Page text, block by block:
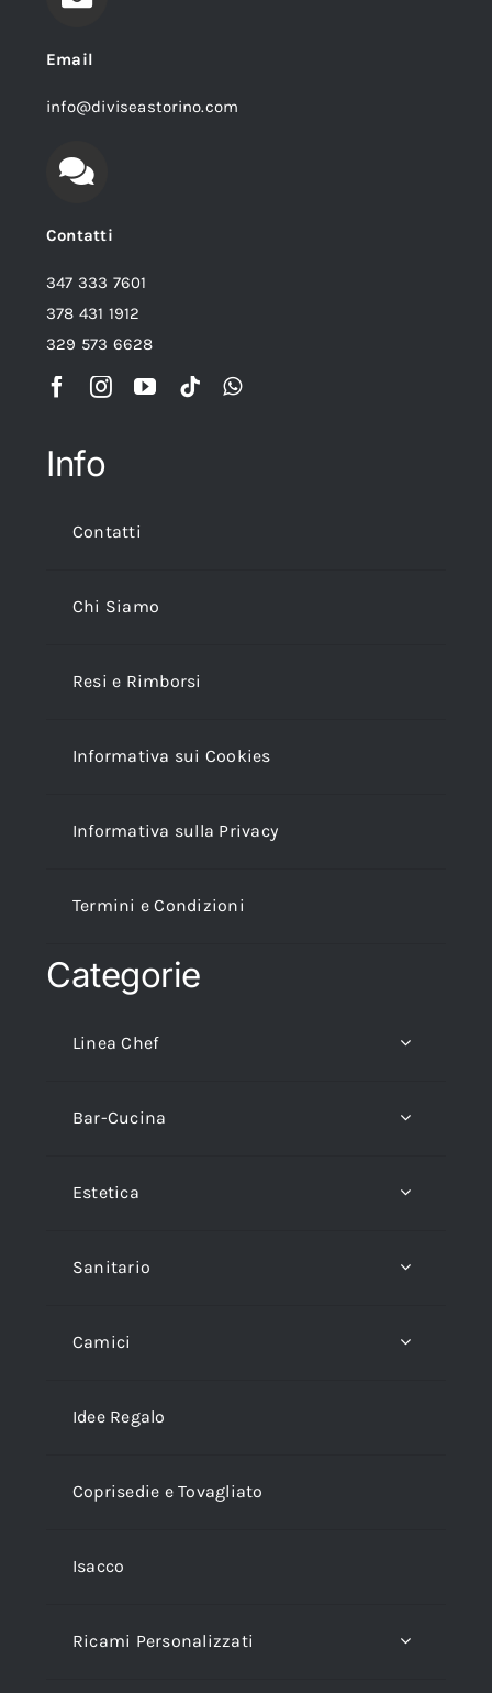
Email
info@diviseastorino.com
Contatti
347 333 7601
378 431 1912
329 573 6628
Info
Contatti
Chi Siamo
Resi e Rimborsi
Informativa sui Cookies
Informativa sulla Privacy
Termini e Condizioni
Categorie
Linea Chef
Bar-Cucina
Estetica
Sanitario
Camici
Idee Regalo
Coprisedie e Tovagliato
Isacco
Ricami Personalizzati